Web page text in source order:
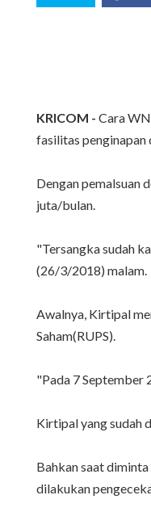
KRICOM - Cara
fasilitas penginapan
Dengan pemalsuan
juta/bulan.
"Tersangka sudah
(26/3/2018) malam.
Awalnya, Kirtipal
Saham(RUPS).
"Pada 7 September
Kirtipal yang sudah
Bahkan saat
dilakukan